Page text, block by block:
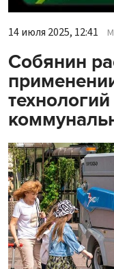
14 июля 2025, 12:41
Собянин